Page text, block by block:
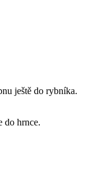
ještě do rybníka.
do hrnce.